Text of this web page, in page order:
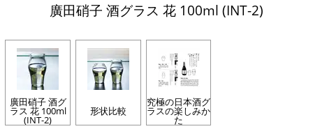
廣田硝子 酒グラス 花 100ml (INT-2)
廣田硝子 酒グ
ラス 花 100ml
(INT-2)
形状比較
究極の日本酒グ
ラスの楽しみか
た